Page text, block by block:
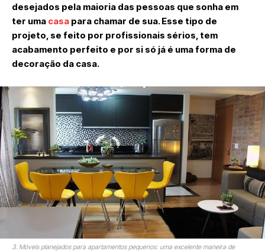
desejados pela maioria das pessoas que sonha em
ter uma casa para chamar de sua. Esse tipo de
projeto, se feito por profissionais sérios, tem
acabamento perfeito e por si só já é uma forma de
decoração da casa.
3. Móveis planejados para apartamentos pequenos: uma excelente maneira de